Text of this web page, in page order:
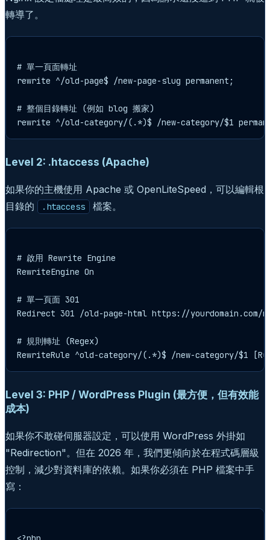
轉導了。
# 單一頁面轉址
rewrite ^/old-page$ /new-page-slug permanent;
# 整個目錄轉址 (例如 blog 搬家)
Level 2: .htaccess (Apache)
如果你的主機使用 Apache 或 OpenLiteSpeed，可以編輯根
目錄的
.htaccess 檔案。
# 啟用 Rewrite Engine
RewriteEngine On
# 單一頁面 301
Redirect 301 /old-page-html https://yourdomain.com/
# 規則轉址 (Regex)
Level 3: PHP / WordPress Plugin (最方便，但有效能
成本)
如果你不敢碰伺服器設定，可以使用 WordPress 外掛如
"Redirection"。但在 2026 年，我們更傾向於在程式碼層級
控制，減少對資料庫的依賴。如果你必須在 PHP 檔案中手
寫：